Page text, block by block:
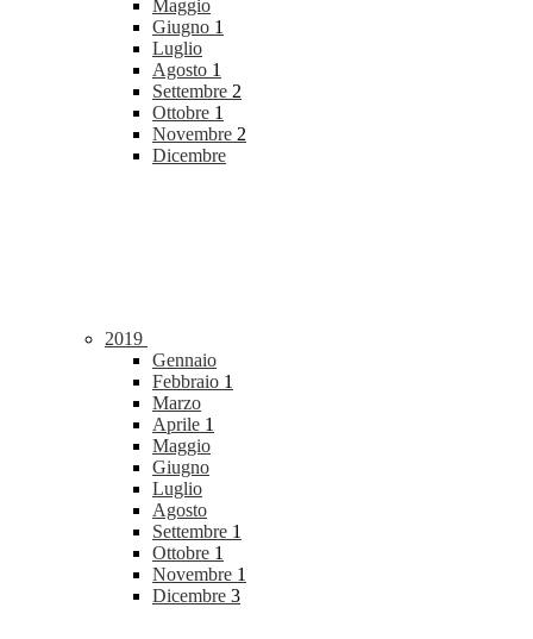
Maggio
Giugno 1
Luglio
Agosto 1
Settembre 2
Ottobre 1
Novembre 2
Dicembre
2019
Gennaio
Febbraio 1
Marzo
Aprile 1
Maggio
Giugno
Luglio
Agosto
Settembre 1
Ottobre 1
Novembre 1
Dicembre 3